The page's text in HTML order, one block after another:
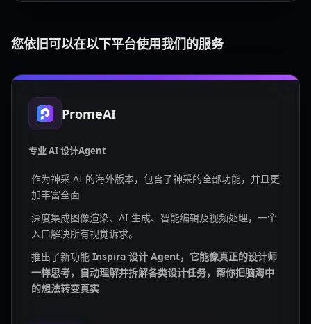
您依旧可以在以下平台使用我们的服务
PromeAI
专业 AI 设计Agent
作为神采 AI 的海外版本，包含了神采的全部功能，并且更
加丰富全面
深度集成图像渲染、AI 生成、智能编辑及视频处理，一个
入口解决所有视觉诉求。
推出了新功能 Inspira 设计 Agent，它能像真正的设计师
一样思考，自动理解并拆解各类设计任务，帮你把脑海中
的想法转变真实